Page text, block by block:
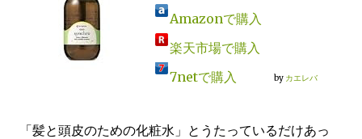
Amazonで購入
楽天市場で購入
7netで購入
by カエレバ
「髪と頭皮のための化粧水」とうたっているだけあっ